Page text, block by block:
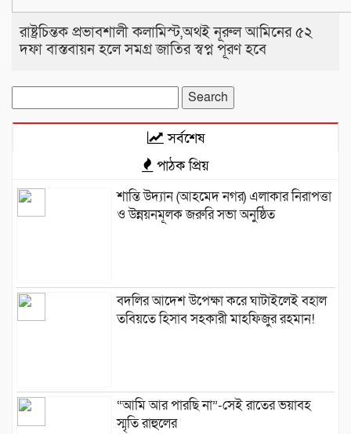
রাষ্ট্রচিন্তক প্রভাবশালী কলামিস্ট,অথই নূরুল আমিনের ৫২
দফা বাস্তবায়ন হলে সমগ্র জাতির স্বপ্ন পূরণ হবে
for:
সর্বশেষ
পাঠক প্রিয়
শান্তি উদ্যান (আহমেদ নগর) এলাকার নিরাপত্তা
ও উন্নয়নমূলক জরুরি সভা অনুষ্ঠিত
বদলির আদেশ উপেক্ষা করে ঘাটাইলেই বহাল
তবিয়তে হিসাব সহকারী মাহফিজুর রহমান!
“আমি আর পারছি না”-সেই রাতের ভয়াবহ
স্মৃতি রাহুলের